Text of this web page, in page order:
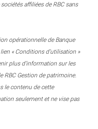
affiliées de RBC sans
opérationnelle de Banque
« Conditions d’utilisation »
plus d’information sur les
RBC Gestion de patrimoine.
le contenu de cette
seulement et ne vise pas